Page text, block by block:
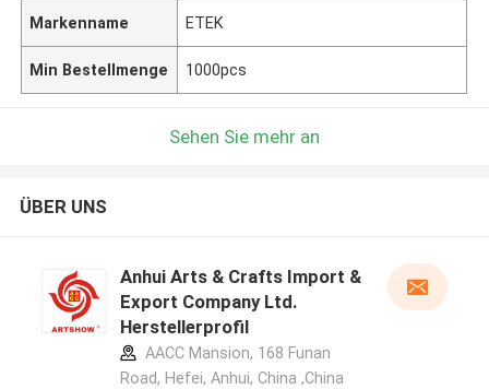
Markenname ETEK
Min Bestellmenge 1000pcs
Sehen Sie mehr an
ÜBER UNS
Anhui Arts & Crafts Import &
Export Company Ltd.
Herstellerprofil
AACC Mansion, 168 Funan
Road, Hefei, Anhui, China ,China